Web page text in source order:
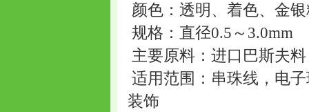
颜色：透明、着色、金
规格：直径0.5～3.0mm
主要原料：进口巴斯夫
适用范围：串珠线，电
装饰